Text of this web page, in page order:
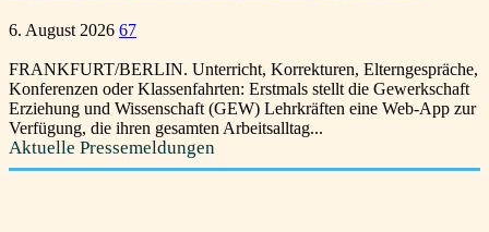
6. August 2026 67
FRANKFURT/BERLIN. Unterricht, Korrekturen, Elterngespräche,
Konferenzen oder Klassenfahrten: Erstmals stellt die Gewerkschaft
Erziehung und Wissenschaft (GEW) Lehrkräften eine Web-App zur
Verfügung, die ihren gesamten Arbeitsalltag...
Aktuelle Pressemeldungen